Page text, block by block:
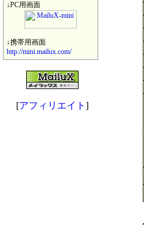
↓PC用画面
↓携帯用画面
http://mini.mailux.com/
[アフィリエイト ]